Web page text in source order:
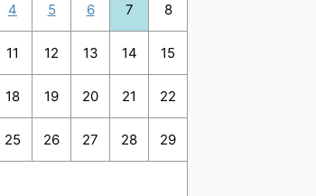
4 5 6 7 8
11 12 13 14 15
18 19 20 21 22
25 26 27 28 29